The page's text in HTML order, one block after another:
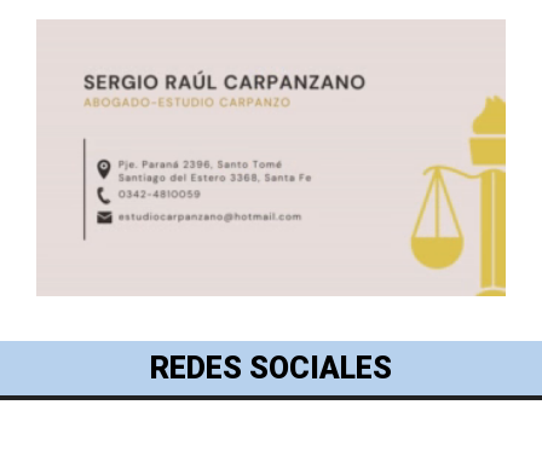
REDES SOCIALES